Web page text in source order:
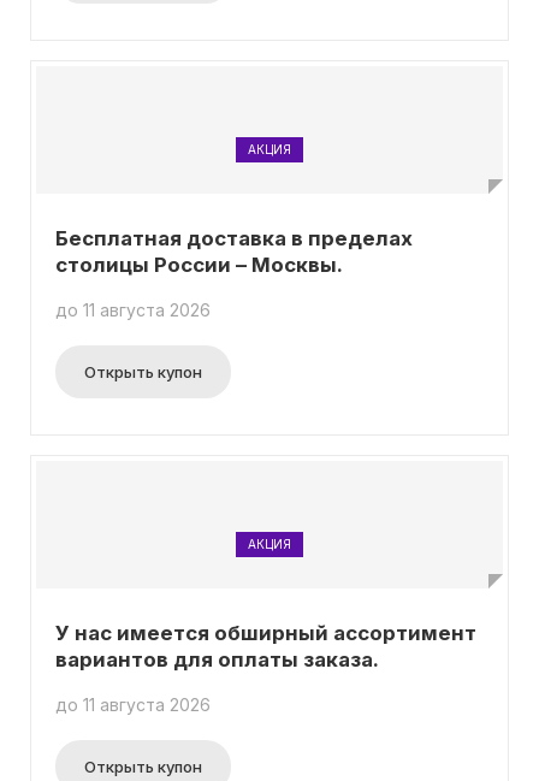
АКЦИЯ
Бесплатная доставка в пределах
столицы России – Москвы.
до 11 августа 2026
Открыть купон
АКЦИЯ
У нас имеется обширный ассортимент
вариантов для оплаты заказа.
до 11 августа 2026
Открыть купон